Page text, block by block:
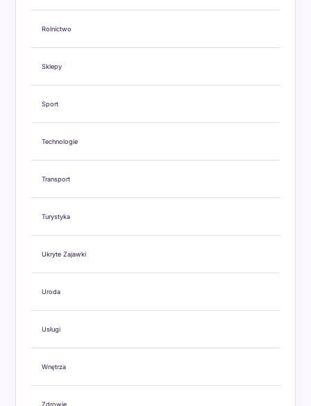
Rolnictwo
Sklepy
Sport
Technologie
Transport
Turystyka
Ukryte Zajawki
Uroda
Usługi
Wnętrza
Zdrowie